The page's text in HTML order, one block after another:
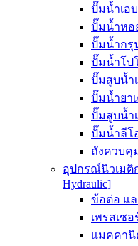
ปั๊มน้ำเอบ
ปั๊มน้ำหอ
ปั๊มน้ำกรุน
ปั๊มน้ำโปโ
ปั๊มสูบน้ำเ
ปั๊มน้ำยาเ
ปั๊มสูบน้ำเ
ปั๊มน้ำลีโอ
ถังควบคุม
อุปกรณ์นิวเมติก
Hydraulic]
ข้อต่อ แล
เพรสเชอ
แมคคานิ